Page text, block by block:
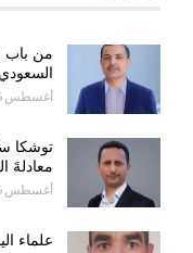
من باب
أغسطس 6, 2026
توشكا
معادلةَ
أغسطس 6, 2026
علماء